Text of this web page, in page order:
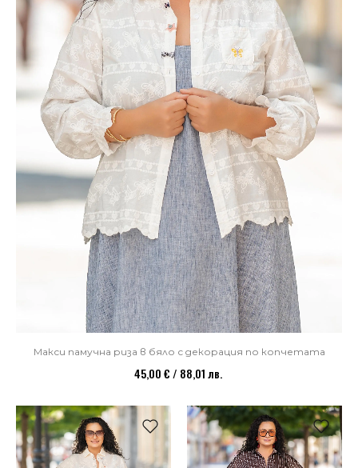
Макси памучна риза в бяло с декорация по копчетата
45,00 € / 88,01 лв.